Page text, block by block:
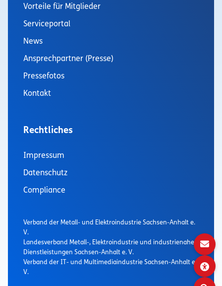
Vorteile für Mitglieder
Serviceportal
News
Ansprechpartner (Presse)
Pressefotos
Kontakt
Rechtliches
Impressum
Datenschutz
Compliance
Verband der Metall- und Elektroindustrie Sachsen-Anhalt e.
V.
Landesverband Metall-, Elektroindustrie und industrienaher
Dienstleistungen Sachsen-Anhalt e. V.
Verband der IT- und Multimediaindustrie Sachsen-Anhalt e.
V.